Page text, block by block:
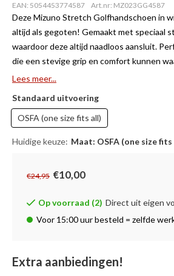
EAN: 5054453774587 Art.nr: MZ023GG4587
Deze Mizuno Stretch Golfhandschoen in
altijd als gegoten! Gemaakt met speciaal
waardoor deze altijd naadloos aansluit.
die een stevige grip en comfort kunnen
Lees meer...
Standaard uitvoering
OSFA (one size fits all)
Huidige keuze: Maat: OSFA (one size fits
€24,95 €10,00
Op voorraad (2) Direct uit eigen
Voor 15:00 uur besteld = zelfde
Extra aanbiedingen!